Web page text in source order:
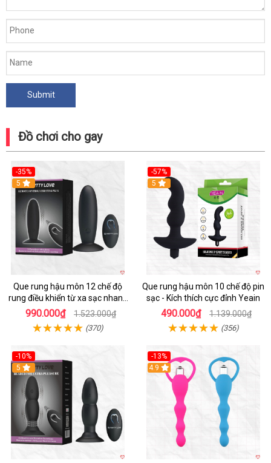
Đồ chơi cho gay
-35%
5
Que rung hậu môn 12 chế độ
rung điều khiển từ xa sạc nhanh
kích thích mạnh
990.000₫ 1.523.000₫
(370)
-57%
5
Que rung hậu môn 10 chế độ pin
sạc - Kích thích cực đỉnh Yeain
490.000₫ 1.139.000₫
(356)
-10%
5
-13%
4.9